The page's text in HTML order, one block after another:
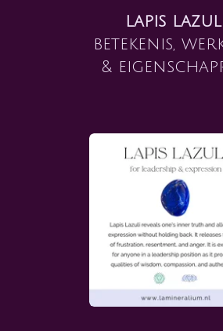
lapis
betekenis,
&